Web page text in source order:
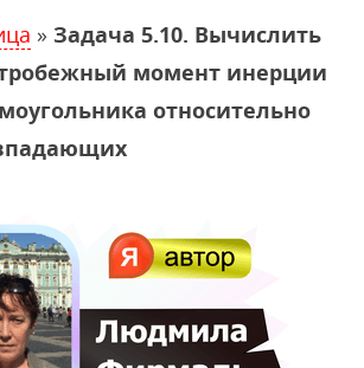
» Задача 5.10. Вычислить
момент инерции
относительно